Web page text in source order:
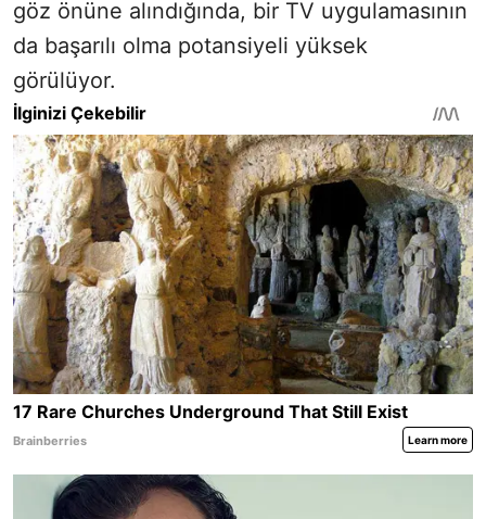
göz önüne alındığında, bir TV uygulamasının
da başarılı olma potansiyeli yüksek
görülüyor.